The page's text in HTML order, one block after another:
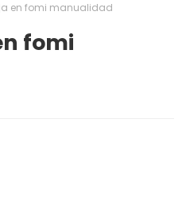
en fomi manualidad
fomi